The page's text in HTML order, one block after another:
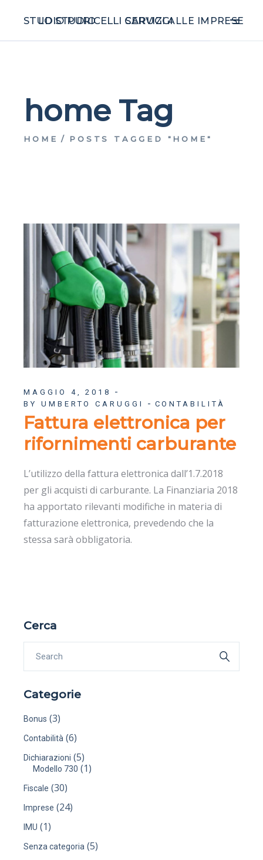
STUDIO PURICELLI CARUGGI
LO STUDIO SERVIZI ALLE IMPRESE
home Tag
HOME POSTS TAGGED "HOME"
MAGGIO 4, 2018
BY UMBERTO CARUGGI
CONTABILITÀ
Fattura elettronica per
rifornimenti carburante
L’utilizzo della fattura elettronica dall’1.7.2018
per gli acquisti di carburante. La Finanziaria 2018
ha apportato rilevanti modifiche in materia di
fatturazione elettronica, prevedendo che la
stessa sarà obbligatoria.
Cerca
Categorie
Bonus (3)
Contabilità (6)
Dichiarazioni (5)
Modello 730 (1)
Fiscale (30)
Imprese (24)
IMU (1)
Senza categoria (5)